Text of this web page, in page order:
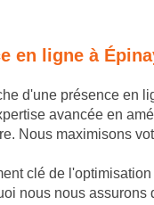
en ligne à
d'une présence en
avancée en
Nous maximisons
clé de
nous nous